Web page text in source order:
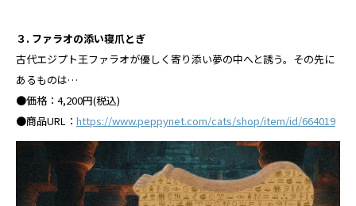
３. ファラオの添い寝⽖とぎ
古代エジプト王ファラオが優しく寄り添い夢の中へと誘う。その先に
あるものは…
●価格：4,200円(税込)
●商品URL： https://www.peppynet.com/cats/shop/item/id/664019